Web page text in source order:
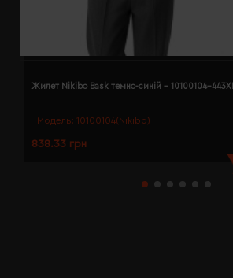
Модель: 10100104(Nikibo)
Жилет Nikibo Bask темно-синій - 10100104-443XL
838.33 грн